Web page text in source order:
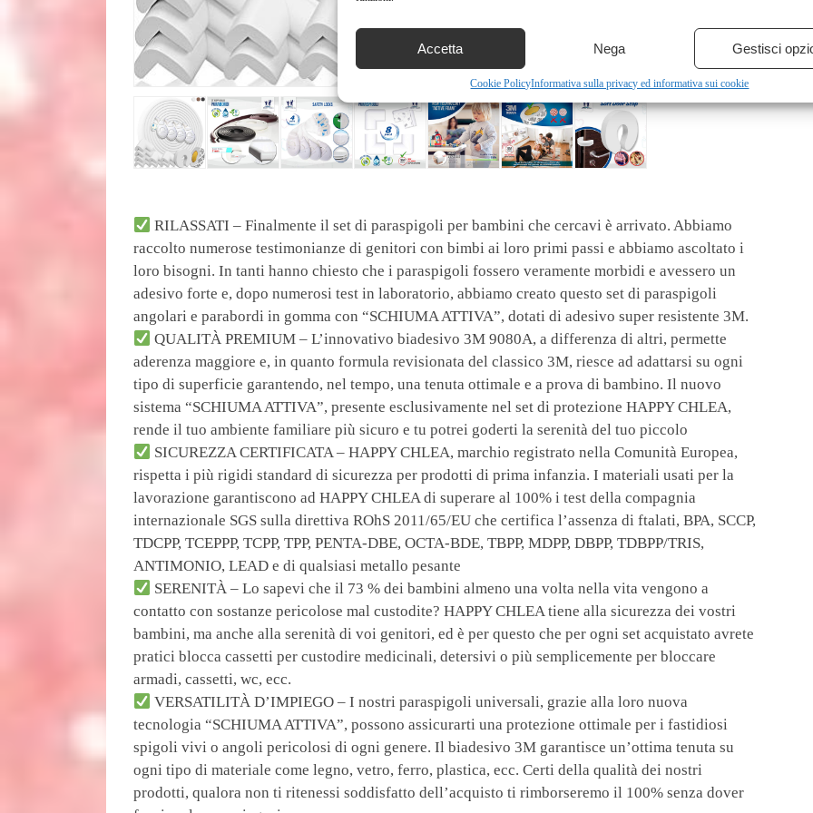
Accetta Nega Gestisci
Cookie PolicyInformativa sulla privacy ed informativa sui cookie
RILASSATI – Finalmente il set di paraspigoli per bambini che cercavi è arrivato. Abbiamo
raccolto numerose testimonianze di genitori con bimbi ai loro primi passi e abbiamo ascoltato i
loro bisogni. In tanti hanno chiesto che i paraspigoli fossero veramente morbidi e avessero un
adesivo forte e, dopo numerosi test in laboratorio, abbiamo creato questo set di paraspigoli
angolari e parabordi in gomma con “SCHIUMA ATTIVA”, dotati di adesivo super resistente 3M.
QUALITÀ PREMIUM – L’innovativo biadesivo 3M 9080A, a differenza di altri, permette
aderenza maggiore e, in quanto formula revisionata del classico 3M, riesce ad adattarsi su ogni
tipo di superficie garantendo, nel tempo, una tenuta ottimale e a prova di bambino. Il nuovo
sistema “SCHIUMA ATTIVA”, presente esclusivamente nel set di protezione HAPPY CHLEA,
rende il tuo ambiente familiare più sicuro e tu potrei goderti la serenità del tuo piccolo
SICUREZZA CERTIFICATA – HAPPY CHLEA, marchio registrato nella Comunità Europea,
rispetta i più rigidi standard di sicurezza per prodotti di prima infanzia. I materiali usati per la
lavorazione garantiscono ad HAPPY CHLEA di superare al 100% i test della compagnia
internazionale SGS sulla direttiva ROhS 2011/65/EU che certifica l’assenza di ftalati, BPA, SCCP,
TDCPP, TCEPPP, TCPP, TPP, PENTA-DBE, OCTA-BDE, TBPP, MDPP, DBPP, TDBPP/TRIS,
ANTIMONIO, LEAD e di qualsiasi metallo pesante
SERENITÀ – Lo sapevi che il 73 % dei bambini almeno una volta nella vita vengono a
contatto con sostanze pericolose mal custodite? HAPPY CHLEA tiene alla sicurezza dei vostri
bambini, ma anche alla serenità di voi genitori, ed è per questo che per ogni set acquistato avrete
pratici blocca cassetti per custodire medicinali, detersivi o più semplicemente per bloccare
armadi, cassetti, wc, ecc.
VERSATILITÀ D’IMPIEGO – I nostri paraspigoli universali, grazie alla loro nuova
tecnologia “SCHIUMA ATTIVA”, possono assicurarti una protezione ottimale per i fastidiosi
spigoli vivi o angoli pericolosi di ogni genere. Il biadesivo 3M garantisce un’ottima tenuta su
ogni tipo di materiale come legno, vetro, ferro, plastica, ecc. Certi della qualità dei nostri
prodotti, qualora non ti ritenessi soddisfatto dell’acquisto ti rimborseremo il 100% senza dover